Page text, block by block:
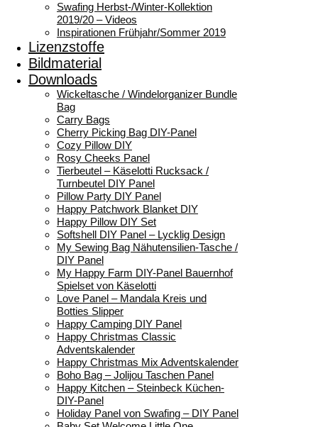
Swafing Herbst-/Winter-Kollektion
2019/20 – Videos
Inspirationen Frühjahr/Sommer 2019
Lizenzstoffe
Bildmaterial
Downloads
Wickeltasche / Windelorganizer Bundle
Bag
Carry Bags
Cherry Picking Bag DIY-Panel
Cozy Pillow DIY
Rosy Cheeks Panel
Tierbeutel – Käselotti Rucksack /
Turnbeutel DIY Panel
Pillow Party DIY Panel
Happy Patchwork Blanket DIY
Happy Pillow DIY Set
Softshell DIY Panel – Lycklig Design
My Sewing Bag Nähutensilien-Tasche /
DIY Panel
My Happy Farm DIY-Panel Bauernhof
Spielset von Käselotti
Love Panel – Mandala Kreis und
Botties Slipper
Happy Camping DIY Panel
Happy Christmas Classic
Adventskalender
Happy Christmas Mix Adventskalender
Boho Bag – Jolijou Taschen Panel
Happy Kitchen – Steinbeck Küchen-
DIY-Panel
Holiday Panel von Swafing – DIY Panel